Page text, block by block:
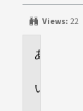
Views: 22